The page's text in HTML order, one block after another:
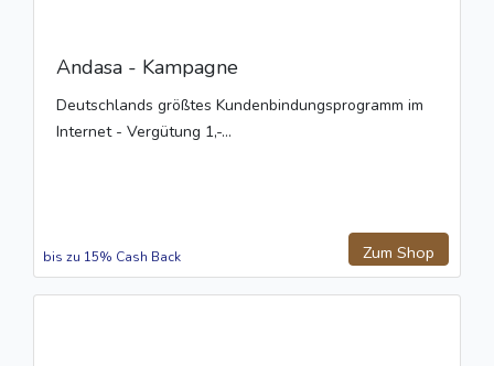
Andasa - Kampagne
Deutschlands größtes Kundenbindungsprogramm im
Internet - Vergütung 1,-...
Zum Shop
bis zu 15% Cash Back